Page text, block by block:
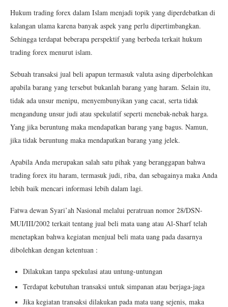
Hukum trading forex dalam Islam menjadi topik yang diperdebatkan di
kalangan ulama karena banyak aspek yang perlu dipertimbangkan.
Sehingga terdapat beberapa perspektif yang berbeda terkait hukum
trading forex menurut islam.
Sebuah transaksi jual beli apapun termasuk valuta asing diperbolehkan
apabila barang yang tersebut bukanlah barang yang haram. Selain itu,
tidak ada unsur menipu, menyembunyikan yang cacat, serta tidak
mengandung unsur judi atau spekulatif seperti menebak-nebak harga.
Yang jika beruntung maka mendapatkan barang yang bagus. Namun,
jika tidak beruntung maka mendapatkan barang yang jelek.
Apabila Anda merupakan salah satu pihak yang beranggapan bahwa
trading forex itu haram, termasuk judi, riba, dan sebagainya maka Anda
lebih baik mencari informasi lebih dalam lagi.
Fatwa dewan Syari’ah Nasional melalui peratruan nomor 28/DSN-
MUI/III/2002 terkait tentang jual beli mata uang atau Al-Sharf telah
menetapkan bahwa kegiatan menjual beli mata uang pada dasarnya
dibolehkan dengan ketentuan :
Dilakukan tanpa spekulasi atau untung-untungan
Terdapat kebutuhan transaksi untuk simpanan atau berjaga-jaga
Jika kegiatan transaksi dilakukan pada mata uang sejenis, maka